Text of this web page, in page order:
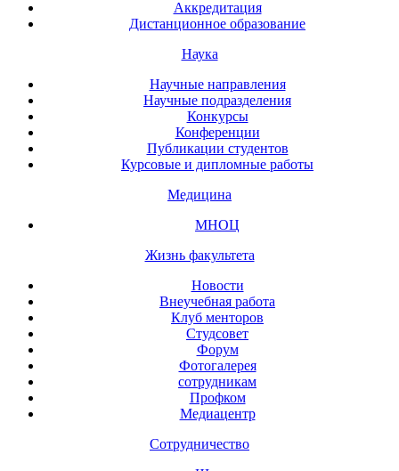
Аккредитация
Дистанционное образование
Наука
Научные направления
Научные подразделения
Конкурсы
Конференции
Публикации студентов
Курсовые и дипломные работы
Медицина
МНОЦ
Жизнь факультета
Новости
Внеучебная работа
Клуб менторов
Студсовет
Форум
Фотогалерея
сотрудникам
Профком
Медиацентр
Сотрудничество